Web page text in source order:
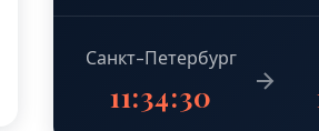
Санкт-Петербург
11:34:31